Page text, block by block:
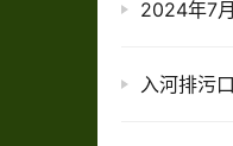
2024年7
入河排污